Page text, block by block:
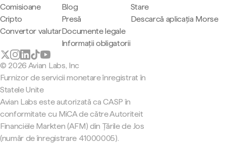
Comisioane
Cripto
Convertor valutar
Blog
Presă
Documente legale
Informații obligatorii
Stare
Descarcă aplicația Morse
© 2026 Avian Labs, Inc
Furnizor de servicii monetare înregistrat în
Statele Unite
Avian Labs este autorizată ca CASP în
conformitate cu MiCA de către Autoriteit
Financiële Markten (AFM) din Țările de Jos
(număr de înregistrare 41000005).